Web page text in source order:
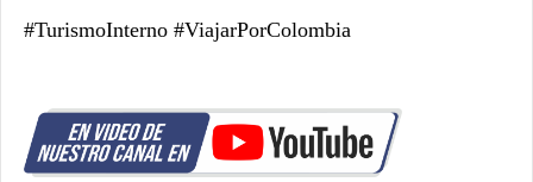
#TurismoInterno #ViajarPorColombia